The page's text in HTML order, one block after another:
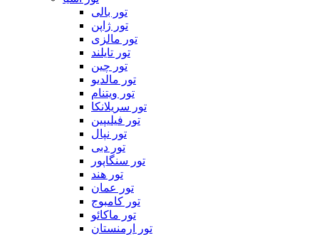
تور بالی
تور ژاپن
تور مالزی
تور تایلند
تور چین
تور مالدیو
تور ویتنام
تور سریلانکا
تور فیلیپین
تور نپال
تور دبی
تور سنگاپور
تور هند
تور عمان
تور کامبوج
تور ماکائو
تور ارمنستان